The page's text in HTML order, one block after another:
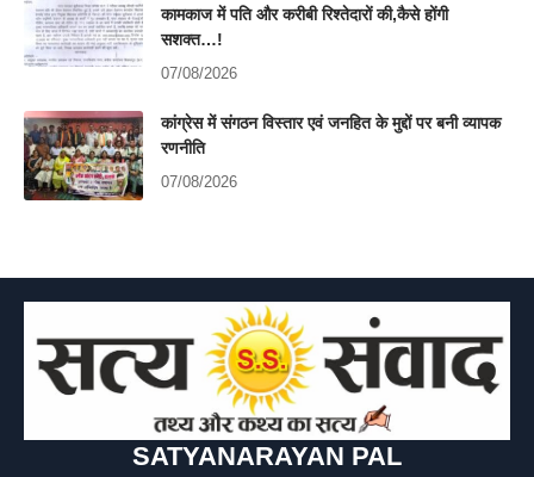
कामकाज में पति और करीबी रिश्तेदारों की,कैसे होंगी
सशक्त…!
07/08/2026
कांग्रेस में संगठन विस्तार एवं जनहित के मुद्दों पर बनी व्यापक
रणनीति
07/08/2026
SATYANARAYAN PAL